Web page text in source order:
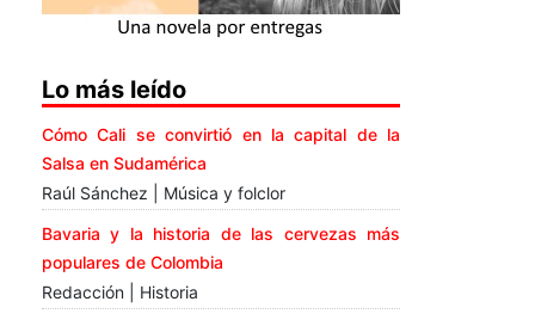
Lo más leído
Cómo Cali se convirtió en la capital de la
Salsa en Sudamérica
Raúl Sánchez | Música y folclor
Bavaria y la historia de las cervezas más
populares de Colombia
Redacción | Historia